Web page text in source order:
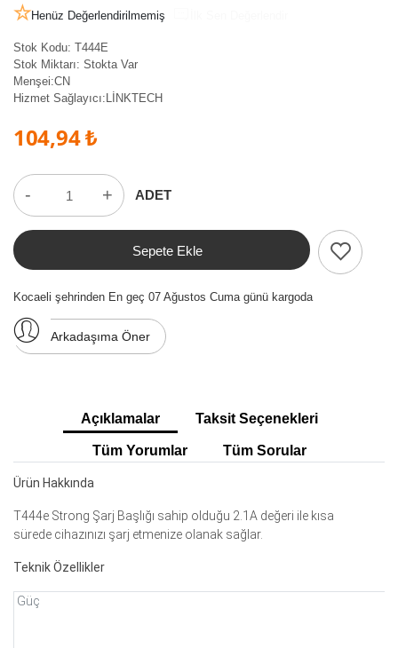
Henüz Değerlendirilmemiş
Stok Kodu: T444E
Stok Miktarı: Stokta Var
Menşei:CN
Hizmet Sağlayıcı: LİNKTECH
104,94 ₺
- + ADET
Sepete Ekle
Kocaeli şehrinden En geç 07 Ağustos Cuma günü kargoda
Arkadaşıma Öner
Açıklamalar Taksit Seçenekleri
Tüm Yorumlar Tüm Sorular
Ürün Hakkında
T444e Strong Şarj Başlığı sahip olduğu 2.1A değeri ile kısa
sürede cihazınızı şarj etmenize olanak sağlar.
Teknik Özellikler
Güç